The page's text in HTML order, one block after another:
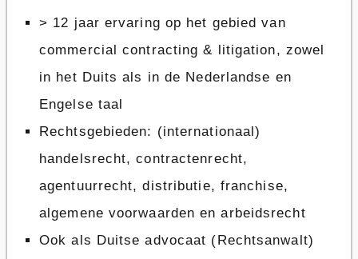
> 12 jaar ervaring op het gebied van
commercial contracting & litigation, zowel
in het Duits als in de Nederlandse en
Engelse taal
Rechtsgebieden: (internationaal)
handelsrecht, contractenrecht,
agentuurrecht, distributie, franchise,
algemene voorwaarden en arbeidsrecht
Ook als Duitse advocaat (Rechtsanwalt)